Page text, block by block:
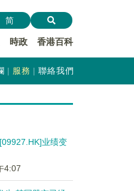
時政 香港百科
简
服務 聯絡我們
业绩变
4:07